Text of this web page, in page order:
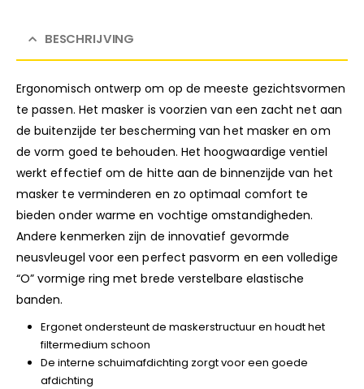
BESCHRIJVING
Ergonomisch ontwerp om op de meeste gezichtsvormen
te passen. Het masker is voorzien van een zacht net aan
de buitenzijde ter bescherming van het masker en om
de vorm goed te behouden. Het hoogwaardige ventiel
werkt effectief om de hitte aan de binnenzijde van het
masker te verminderen en zo optimaal comfort te
bieden onder warme en vochtige omstandigheden.
Andere kenmerken zijn de innovatief gevormde
neusvleugel voor een perfect pasvorm en een volledige
“O” vormige ring met brede verstelbare elastische
banden.
Ergonet ondersteunt de maskerstructuur en houdt het
filtermedium schoon
De interne schuimafdichting zorgt voor een goede
afdichting